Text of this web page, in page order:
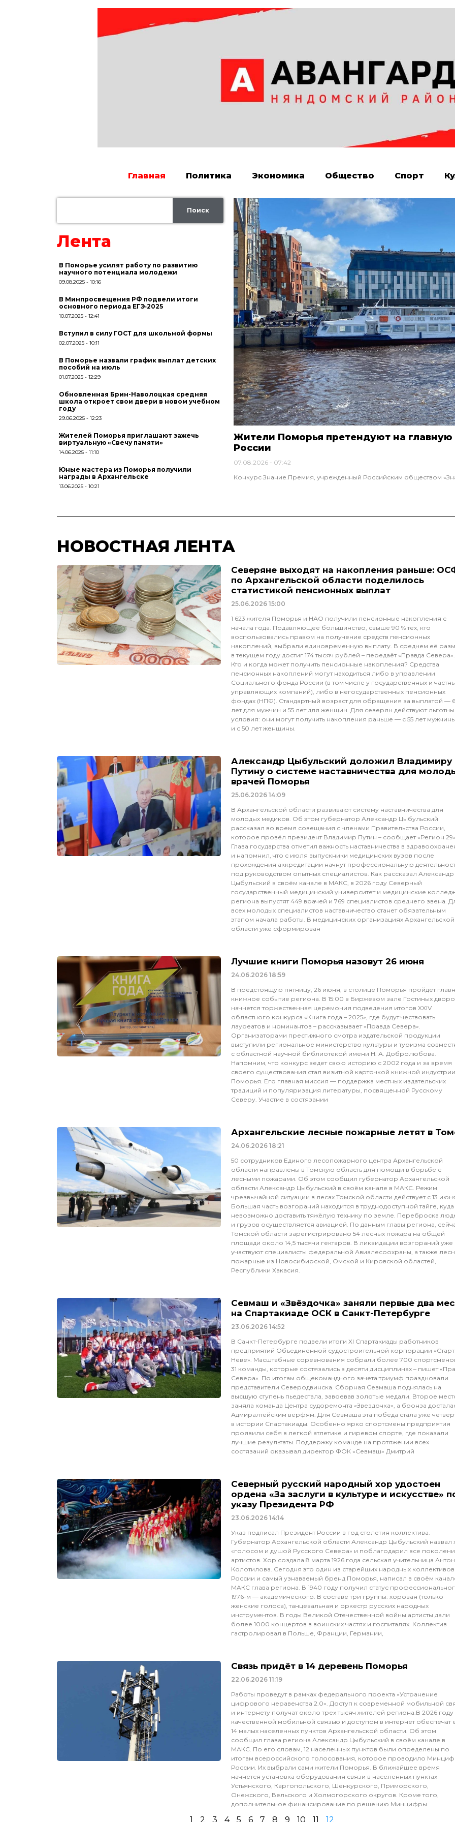
Главная Политика Экономика Общество Спорт
Поиск
Лента
В Поморье усилят работу по развитию
научного потенциала молодежи
09.08.2025 10:16
В Минпросвещения РФ подвели итоги
основного периода ЕГЭ‑2025
10.07.2025 12:41
Вступил в силу ГОСТ для школьной формы
02.07.2025 10:11
В Поморье назвали график выплат детских
пособий на июль
01.07.2025 12:29
Обновленная Брин-Наволоцкая средняя
школа откроет свои двери в новом учебном
году
29.06.2025 12:23
Жителей Поморья приглашают зажечь
виртуальную «Свечу памяти»
14.06.2025 11:10
Юные мастера из Поморья получили
награды в Архангельске
13.06.2025 10:21
Жители Поморья претендуют на главную
России
07.08.2026
07:42
Конкурс Знание.Премия, учрежденный Российским обществом
НОВОСТНАЯ ЛЕНТА
Северяне выходят на накопления раньше:
по Архангельской области поделилось
статистикой пенсионных выплат
25.06.2026 15:00
1 623 жителя Поморья и НАО получили пенсионные накопления с
начала года. Подавляющее большинство, свыше 90 % тех, кто
воспользовались правом на получение средств пенсионных
накоплений, выбрали единовременную выплату. В среднем её
в текущем году достиг 174 тысяч рублей – передаёт «Правда Севера».
Кто и когда может получить пенсионные накопления? Средства
пенсионных накоплений могут находиться либо в управлении
Социального фонда России (в том числе у государственных и
управляющих компаний), либо в негосударственных пенсионных
фондах (НПФ). Стандартный возраст для обращения за выплатой —
лет для мужчин и 55 лет для женщин. Для северян действуют
условия: они могут получить накопления раньше — с 55 лет мужчины
и с 50 лет женщины.
Александр Цыбульский доложил Владимиру
Путину о системе наставничества для
врачей Поморья
25.06.2026 14:09
В Архангельской области развивают систему наставничества для
молодых медиков. Об этом губернатор Александр Цыбульский
рассказал во время совещания с членами Правительства России,
которое провёл президент Владимир Путин – сообщает «Регион 29».
Глава государства отметил важность наставничества в
и напомнил, что с июля выпускники медицинских вузов после
прохождения аккредитации начнут профессиональную
под руководством опытных специалистов. Как рассказал Александр
Цыбульский в своём канале в МАКС, в 2026 году Северный
государственный медицинский университет и медицинские
региона выпустят 449 врачей и 769 специалистов среднего звена.
всех молодых специалистов наставничество станет обязательным
этапом начала работы. В медицинских организациях Архангельской
области уже сформирован
Лучшие книги Поморья назовут 26 июня
24.06.2026 18:59
В предстоящую пятницу, 26 июня, в столице Поморья пройдет
книжное событие региона. В 15:00 в Биржевом зале Гостиных
начнется торжественная церемония подведения итогов XXIV
областного конкурса «Книга года – 2025», где будут чествовать
лауреатов и номинантов – рассказывает «Правда Севера».
Организаторами престижного смотра издательской продукции
выступили региональное министерство культуры и туризма
с областной научной библиотекой имени Н. А. Добролюбова.
Напомним, что конкурс ведет свою историю с 2002 года и за время
своего существования стал визитной карточкой книжной индустрии
Поморья. Его главная миссия — поддержка местных издательских
традиций и популяризация литературы, посвященной Русскому
Северу. Участие в состязании
Архангельские лесные пожарные летят в
24.06.2026 18:21
50 сотрудников Единого лесопожарного центра Архангельской
области направлены в Томскую область для помощи в борьбе с
лесными пожарами. Об этом сообщил губернатор Архангельской
области Александр Цыбульский в своём канале в МАКС. Режим
чрезвычайной ситуации в лесах Томской области действует с 13
Большая часть возгораний находится в труднодоступной тайге, куда
невозможно доставить тяжёлую технику по земле. Переброска
и грузов осуществляется авиацией. По данным главы региона,
Томской области зарегистрировано 54 лесных пожара на общей
площади около 14,5 тысячи гектаров. В ликвидации возгораний уже
участвуют специалисты федеральной Авиалесоохраны, а также
пожарные из Новосибирской, Омской и Кировской областей,
Республики Хакасия.
Севмаш и «Звёздочка» заняли первые два
на Спартакиаде ОСК в Санкт-Петербурге
23.06.2026 14:52
В Санкт-Петербурге подвели итоги XI Спартакиады работников
предприятий Объединенной судостроительной корпорации «Старт
Неве». Масштабные соревнования собрали более 700
31 команды, которые состязались в десяти дисциплинах – пишет
Севера». По итогам общекомандного зачета триумф праздновали
представители Северодвинска. Сборная Севмаша поднялась на
высшую ступень пьедестала, завоевав золотые медали. Второе
заняла команда Центра судоремонта «Звездочка», а бронза
Адмиралтейским верфям. Для Севмаша эта победа стала уже
в истории Спартакиады. Особенно ярко спортсмены предприятия
проявили себя в легкой атлетике и гиревом спорте, где показали
лучшие результаты. Поддержку команде на протяжении всех
состязаний оказывал директор ФОК «Севмаш» Дмитрий
Северный русский народный хор удостоен
ордена «За заслуги в культуре и искусстве»
указу Президента РФ
23.06.2026 14:14
Указ подписал Президент России в год столетия коллектива.
Губернатор Архангельской области Александр Цыбульский назвал
«голосом и душой Русского Севера» и поблагодарил все
артистов. Хор создала 8 марта 1926 года сельская учительница
Колотилова. Сегодня это один из старейших народных коллективов
России и самый узнаваемый бренд Поморья, написал в своём
МАКС глава региона. В 1940 году получил статус
1976-м — академического. В составе три группы: хоровая (только
женские голоса), танцевальная и оркестр русских народных
инструментов. В годы Великой Отечественной войны артисты дали
более 1000 концертов в воинских частях и госпиталях. Коллектив
гастролировал в Польше, Франции, Германии,
Связь придёт в 14 деревень Поморья
22.06.2026 11:19
Работы проведут в рамках федерального проекта «Устранение
цифрового неравенства 2.0». Доступ к современной мобильной
и интернету получат около трех тысяч жителей региона.В 2026 году
качественной мобильной связью и доступом в интернет обеспечат
14 малых населенных пунктов Архангельской области. Об этом
сообщил глава региона Александр Цыбульский в своём канале в
МАКС. По его словам, 12 населенных пунктов были определены по
итогам всероссийского голосования, которое проводило
России. Их выбрали сами жители Поморья. В ближайшее время
начнется установка оборудования связи в населенных пунктах
Устьянского, Каргопольского, Шенкурского, Приморского,
Онежского, Вельского и Холмогорского округов. Кроме того,
дополнительное финансирование по решению Минцифры
1 2 3 4 5 6 7 8 9 10 11 12